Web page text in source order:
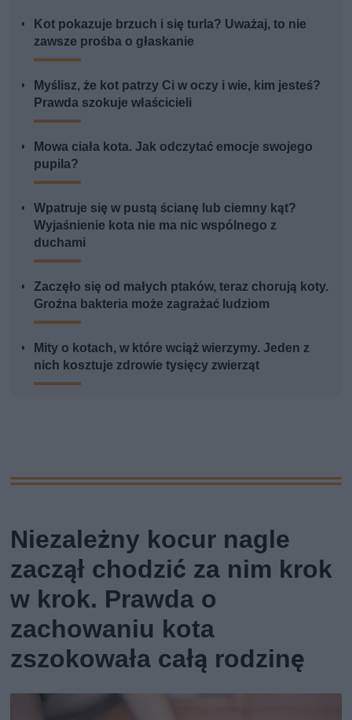
Kot pokazuje brzuch i się turla? Uważaj, to nie
zawsze prośba o głaskanie
Myślisz, że kot patrzy Ci w oczy i wie, kim jesteś?
Prawda szokuje właścicieli
Mowa ciała kota. Jak odczytać emocje swojego
pupila?
Wpatruje się w pustą ścianę lub ciemny kąt?
Wyjaśnienie kota nie ma nic wspólnego z
duchami
Zaczęło się od małych ptaków, teraz chorują koty.
Groźna bakteria może zagrażać ludziom
Mity o kotach, w które wciąż wierzymy. Jeden z
nich kosztuje zdrowie tysięcy zwierząt
Niezależny kocur nagle
zaczął chodzić za nim krok
w krok. Prawda o
zachowaniu kota
zszokowała całą rodzinę